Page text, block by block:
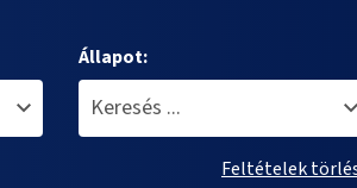
Állapot:
Feltételek